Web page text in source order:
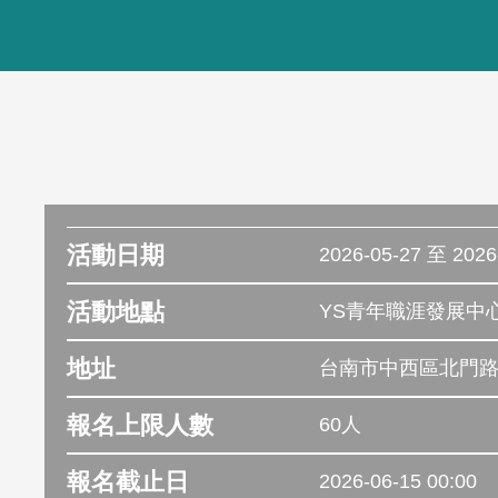
活動日期 2026-05-27 至
活動地點 YS青年職涯發展中
地址 台南市中西區北門
報名上限人數 60人
報名截止日 2026-06-15 00:00